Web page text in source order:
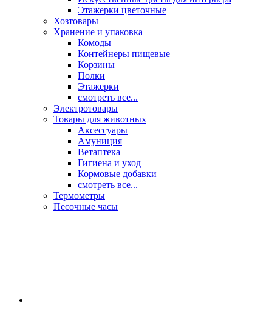
Этажерки цветочные
Хозтовары
Хранение и упаковка
Комоды
Контейнеры пищевые
Корзины
Полки
Этажерки
смотреть все...
Электротовары
Товары для животных
Аксессуары
Амуниция
Ветаптека
Гигиена и уход
Кормовые добавки
смотреть все...
Термометры
Песочные часы